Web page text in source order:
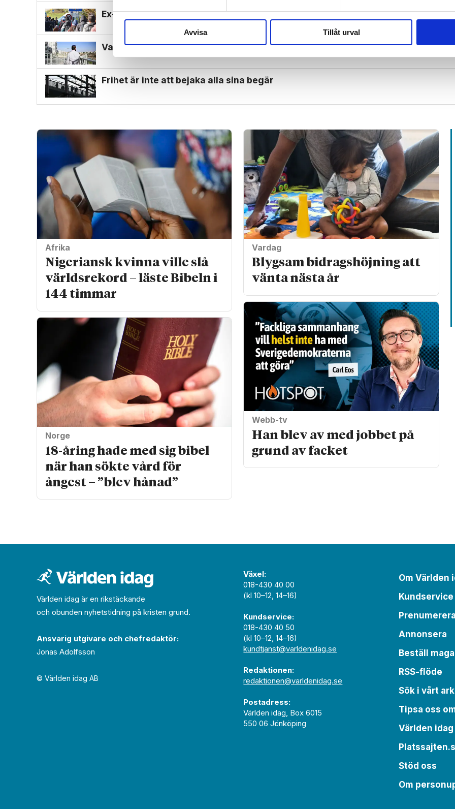
Avvisa Tillåt urval
Ex-muslimer kan bli bro mellan Europa och muslimer
Vad är egentligen sant om "bosättarvåld"?
Frihet är inte att bejaka alla sina begär
Afrika
Nigeriansk kvinna ville slå
världs­rekord – läste Bibeln i
144 timmar
Norge
18-åring hade med sig bibel
när han sökte vård för
ångest – ”blev hånad”
Vardag
Blygsam bidrags­höjning att
vänta nästa år
Webb-tv
Han blev av med jobbet på
grund av facket
Världen idag är en rikstäckande
och obunden nyhets­­­tidning på kristen grund.
Ansvarig utgivare och chef­redaktör:
Jonas Adolfsson
© Världen idag AB
Växel:
018-430 40 00
(kl 10–12, 14–16)
Kundservice:
018-430 40 50
(kl 10–12, 14–16)
kundtjanst@varldenidag.se
Redaktionen:
redaktionen@varldenidag.se
Postadress:
Världen idag, Box 6015
550 06 Jönköping
Om Världen
Kundservice
Annonsera
Beställ
RSS-flöde
Sök i vårt
Tipsa oss
Världen
Stöd oss
Om